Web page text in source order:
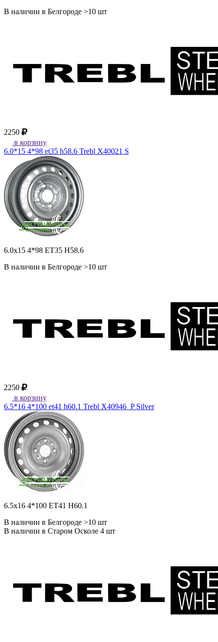
В наличии в Белгороде >10 шт
2250
в корзину
6.0*15 4*98 et35 h58.6 Trebl X40021 S
6.0x15 4*98 ET35 H58.6
В наличии в Белгороде >10 шт
2250
в корзину
6.5*16 4*100 et41 h60.1 Trebl X40946_P Silver
6.5x16 4*100 ET41 H60.1
В наличии в Белгороде >10 шт
В наличии в Старом Осколе 4 шт